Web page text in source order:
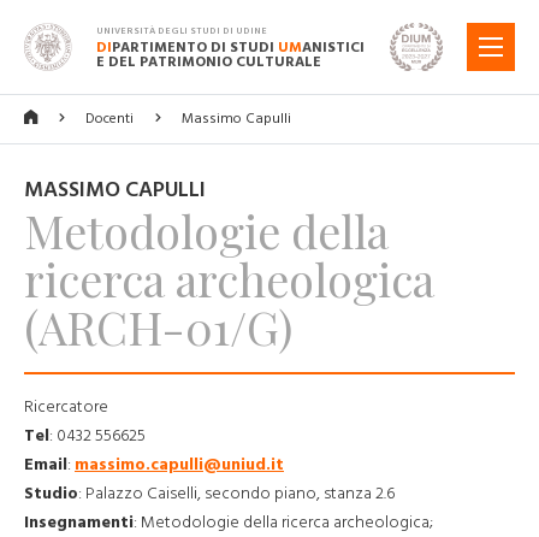
UNIVERSITÀ DEGLI STUDI DI UDINE
DIPARTIMENTO DI STUDI UMANISTICI
E DEL PATRIMONIO CULTURALE
MENU
Docenti Massimo Capulli
MASSIMO CAPULLI
Metodologie della
ricerca archeologica
(ARCH-01/G)
Ricercatore
Tel: 0432 556625
Email: massimo.capulli@uniud.it
Studio: Palazzo Caiselli, secondo piano, stanza 2.6
Insegnamenti: Metodologie della ricerca archeologica;